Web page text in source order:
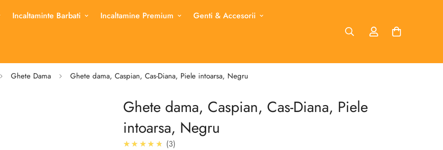
Incaltaminte Barbati Incaltamine Premium Genti & Accesorii
Ghete Dama Ghete dama, Caspian, Cas-Diana, Piele intoarsa, Negru
Ghete dama, Caspian, Cas-Diana, Piele
intoarsa, Negru
★★★★★ 4.7
3